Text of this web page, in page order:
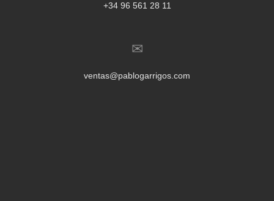
+34 96 561 28 11
ventas@pablogarrigos.com